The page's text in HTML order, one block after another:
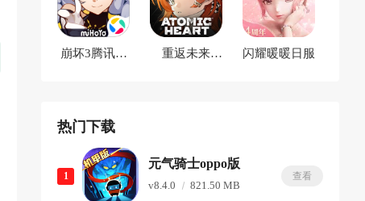
崩坏3腾讯渠
重返未来
闪耀暖暖日服
热门下载
1 查看
元气骑士oppo版
v8.4.0 821.50 MB